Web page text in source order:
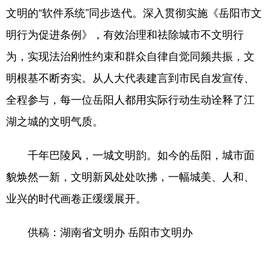
文明的“软件系统”同步迭代。深入贯彻实施《岳阳市文
明行为促进条例》，有效治理和祛除城市不文明行
为，实现法治刚性约束和群众自律自觉同频共振，文
明根基不断夯实。从人大代表建言到市民自发宣传、
全程参与，每一位岳阳人都用实际行动生动诠释了江
湖之城的文明气质。
千年巴陵风，一城文明韵。如今的岳阳，城市面
貌焕然一新，文明新风处处吹拂，一幅城美、人和、
业兴的时代画卷正缓缓展开。
供稿：湖南省文明办 岳阳市文明办